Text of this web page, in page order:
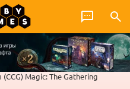
Magic: The Gathering